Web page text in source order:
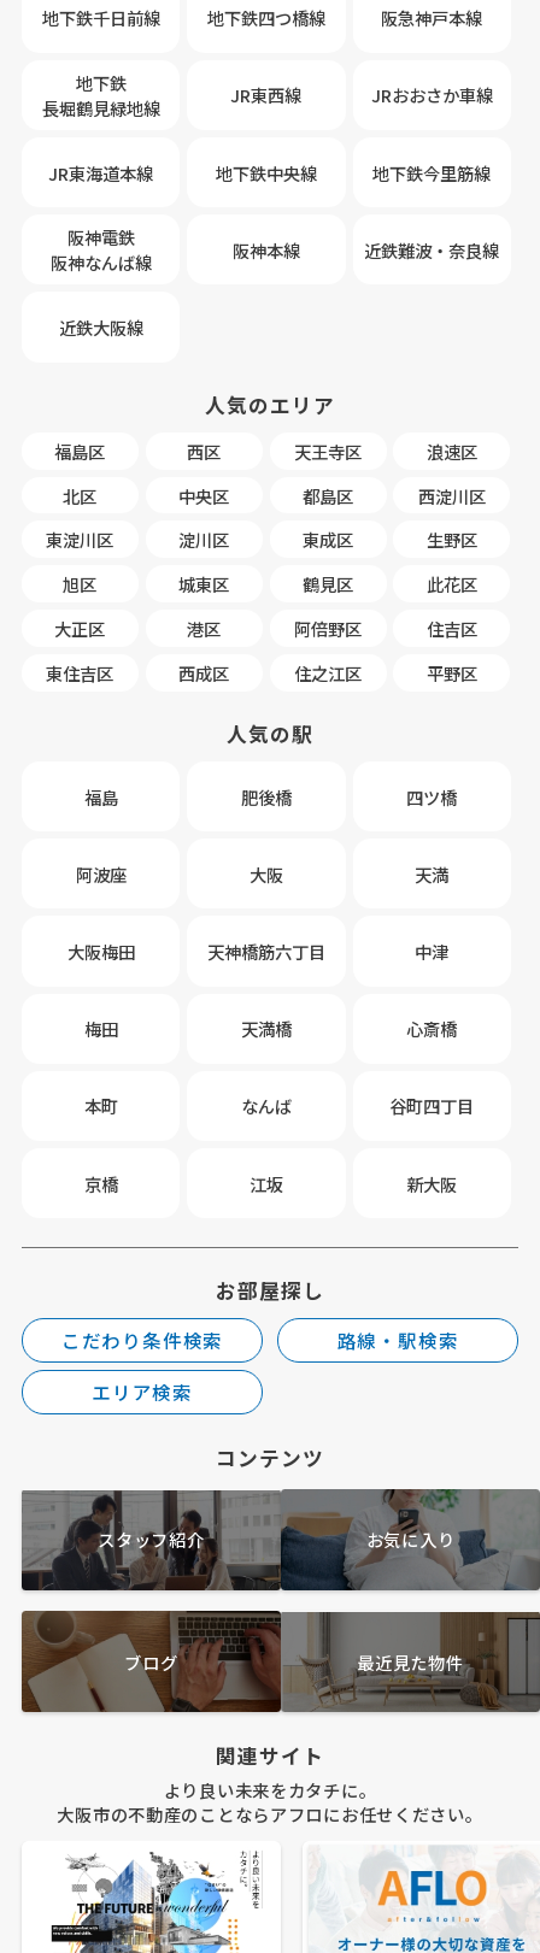
地下鉄千日前線 地下鉄四つ橋線 阪急神戸本線
地下鉄
長堀鶴見緑地線
JR東西線 JRおおさか車線
JR東海道本線 地下鉄中央線 地下鉄今里筋線
阪神電鉄
阪神なんば線
阪神本線 近鉄難波・奈良線
近鉄大阪線
人気のエリア
福島区 西区 天王寺区
浪速区
北区
中央区 都島区
西淀川区
東淀川区
淀川区 東成区
生野区
旭区
城東区 鶴見区
此花区
大正区
港区 阿倍野区
住吉区
東住吉区
西成区 住之江区 平野区
人気の駅
福島 肥後橋 四ツ橋
阿波座 大阪 天満
大阪梅田 天神橋筋六丁目 中津
梅田 天満橋 心斎橋
本町 なんば 谷町四丁目
京橋 江坂 新大阪
お部屋探し
こだわり条件検索
路線・駅検索
エリア検索
コンテンツ
スタッフ紹介 お気に入り
ブログ 最近見た物件
関連サイト
より良い未来をカタチに。
大阪市の不動産のことならアフロにお任せください。